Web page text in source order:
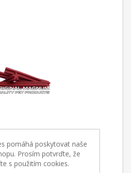
pomáhá poskytovat naše
Prosím potvrďte, že
s použitím cookies.